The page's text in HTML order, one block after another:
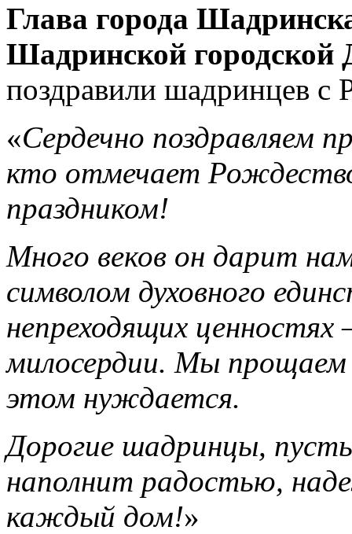
Глава города
Шадринской
поздравили шадринцев
«Сердечно поздравляем
кто отмечает
праздником!
Много веков он дарит
символом духовного
непреходящих
милосердии. Мы
этом нуждается.
Дорогие шадринцы,
наполнит радостью,
каждый дом!»